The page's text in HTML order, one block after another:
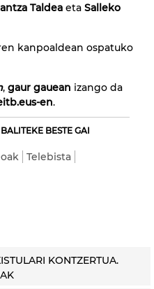
Taldea eta Salleko
kanpoaldean ospatuko
, gaur gauean izango da
en.
BESTE GAI
Telebista
KONTZERTUA.